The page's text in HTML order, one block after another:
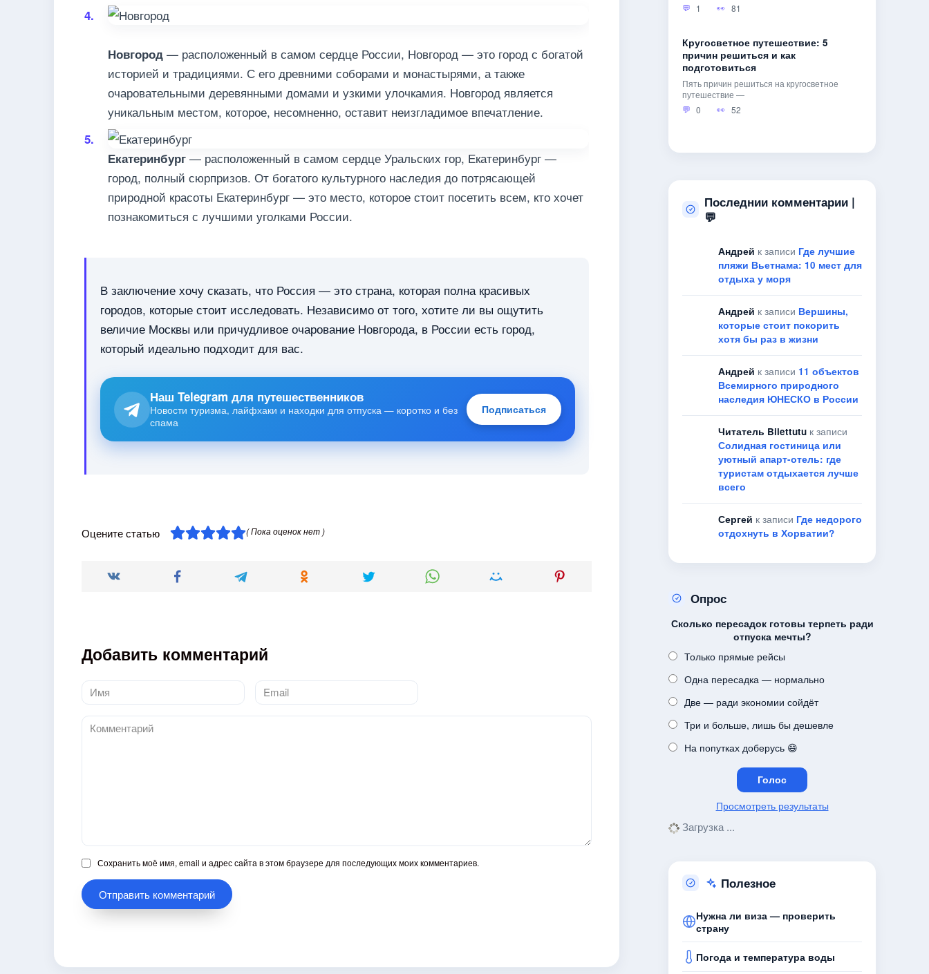
Новгород — расположенный в самом сердце России, Новгород — это город с богатой
историей и традициями. С его древними соборами и монастырями, а также
очаровательными деревянными домами и узкими улочкамия. Новгород является
уникальным местом, которое, несомненно, оставит неизгладимое впечатление.
Екатеринбург — расположенный в самом сердце Уральских гор, Екатеринбург —
город, полный сюрпризов. От богатого культурного наследия до потрясающей
природной красоты Екатеринбург — это место, которое стоит посетить всем, кто хочет
познакомиться с лучшими уголками России.
В заключение хочу сказать, что Россия — это страна, которая полна красивых
городов, которые стоит исследовать. Независимо от того, хотите ли вы ощутить
величие Москвы или причудливое очарование Новгорода, в России есть город,
который идеально подходит для вас.
Наш Telegram для путешественников
Новости туризма, лайфхаки и находки для отпуска — коротко и без
спама
Подписаться
Оцените статью ( Пока оценок нет )
Добавить комментарий
Имя
*
Email
*
Комментарий
Сохранить моё имя, email и адрес сайта в этом браузере для последующих моих комментариев.
1
81
Кругосветное путешествие: 5
причин решиться и как
подготовиться
Пять причин решиться на кругосветное
путешествие —
0
52
Последнии комментарии |
💬
Андрей к записи Где лучшие
пляжи Вьетнама: 10 мест для
отдыха у моря
Андрей к записи Вершины,
которые стоит покорить
хотя бы раз в жизни
Андрей к записи 11 объектов
Всемирного природного
наследия ЮНЕСКО в России
Читатель Bilettutu к записи
Солидная гостиница или
уютный апарт-отель: где
туристам отдыхается лучше
всего
Сергей к записи Где недорого
отдохнуть в Хорватии?
Опрос
Сколько пересадок готовы терпеть ради
отпуска мечты?
Только прямые рейсы
Одна пересадка — нормально
Две — ради экономии сойдёт
Три и больше, лишь бы дешевле
На попутках доберусь 😄
Просмотреть результаты
Загрузка ...
Полезное
Нужна ли виза — проверить
страну
Погода и температура воды